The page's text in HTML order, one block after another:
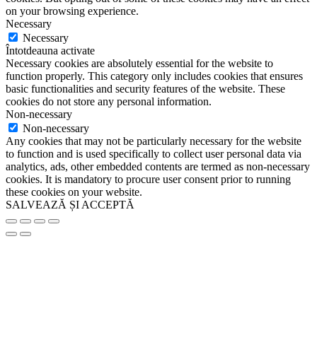
on your browsing experience.
Necessary
Necessary
Întotdeauna activate
Necessary cookies are absolutely essential for the website to
function properly. This category only includes cookies that ensures
basic functionalities and security features of the website. These
cookies do not store any personal information.
Non-necessary
Non-necessary
Any cookies that may not be particularly necessary for the website
to function and is used specifically to collect user personal data via
analytics, ads, other embedded contents are termed as non-necessary
cookies. It is mandatory to procure user consent prior to running
these cookies on your website.
SALVEAZĂ ȘI ACCEPTĂ